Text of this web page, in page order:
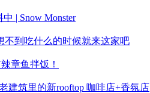
| Snow Monster
不到吃什么的时候就来这家吧
章鱼拌饭！
建筑里的新rooftop 咖啡店+香氛店